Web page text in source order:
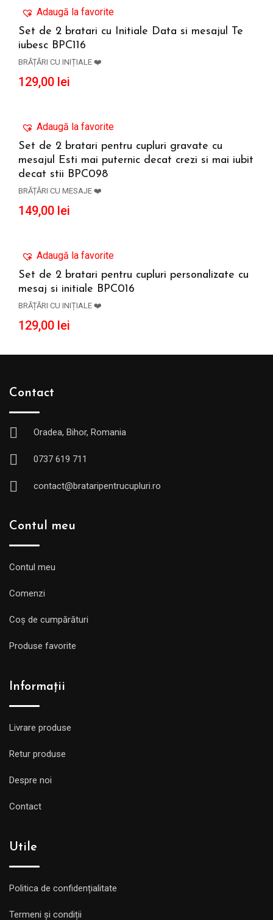
Adaugă la favorite
Set de 2 bratari cu Initiale Data si mesajul Te
iubesc BPC116
BRĂȚĂRI CU INIȚIALE ❤️
129,00 lei
Adaugă la favorite
ADAUGĂ ÎN COȘ
Set de 2 bratari pentru cupluri gravate cu
mesajul Esti mai puternic decat crezi si mai iubit
decat stii BPC098
BRĂȚĂRI CU MESAJE ❤️
149,00 lei
Adaugă la favorite
Set de 2 bratari pentru cupluri personalizate cu
mesaj si initiale BPC016
BRĂȚĂRI CU INIȚIALE ❤️
129,00 lei
Contact
Oradea, Bihor, Romania
0737 619 711
contact@brataripentrucupluri.ro
Contul meu
Contul meu
Comenzi
Coș de cumpărături
Produse favorite
Informații
Livrare produse
Retur produse
Despre noi
Contact
Utile
Politica de confidențialitate
Termeni și condiții